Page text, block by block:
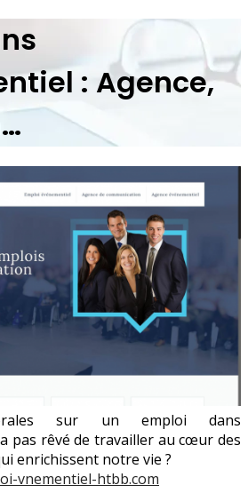
: Agence,
sur un emploi dans
pas rêvé de travailler au cœur des
enrichissent notre vie ?
vnementiel-htbb.com